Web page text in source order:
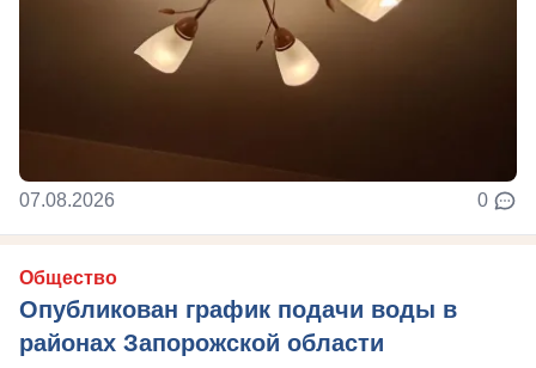
07.08.2026 0
Общество
Опубликован график подачи воды в
районах Запорожской области